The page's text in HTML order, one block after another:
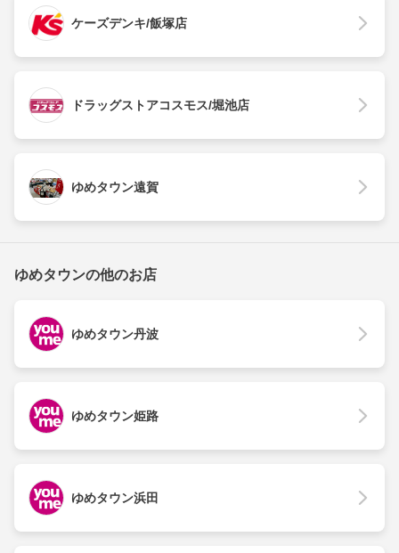
ケーズデンキ/飯塚店
ドラッグストアコスモス/堀池店
ゆめタウン遠賀
ゆめタウンの他のお店
ゆめタウン丹波
ゆめタウン姫路
ゆめタウン浜田